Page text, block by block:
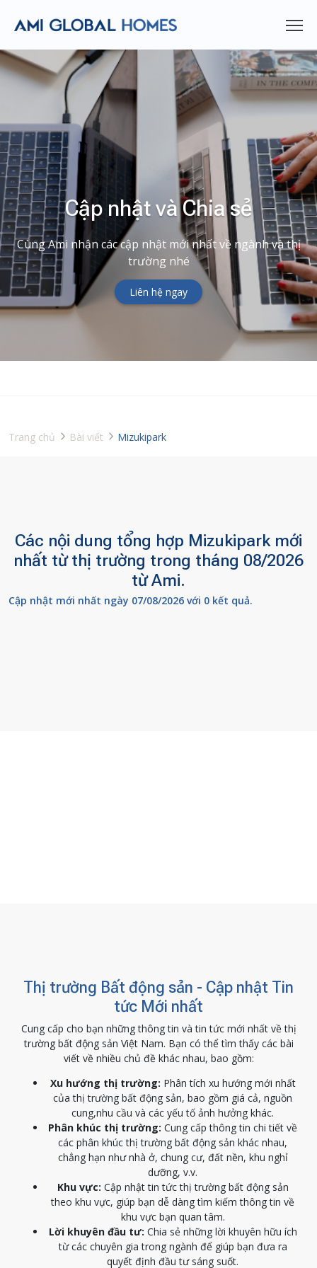
Cập nhật và Chia sẻ
Cùng Ami nhận các cập nhật mới nhất về ngành và thị
trường nhé
Liên hệ ngay
Trang chủ Bài viết Mizukipark
Các nội dung tổng hợp Mizukipark mới
nhất từ thị trường trong tháng 08/2026
từ Ami.
Cập nhật mới nhất ngày 07/08/2026 với 0 kết quả.
Thị trường Bất động sản - Cập nhật Tin
tức Mới nhất
Cung cấp cho bạn những thông tin và tin tức mới nhất về thị
trường bất động sản Việt Nam. Bạn có thể tìm thấy các bài
viết về nhiều chủ đề khác nhau, bao gồm:
Xu hướng thị trường: Phân tích xu hướng mới nhất
của thị trường bất động sản, bao gồm giá cả, nguồn
cung,nhu cầu và các yếu tố ảnh hưởng khác.
Phân khúc thị trường: Cung cấp thông tin chi tiết về
các phân khúc thị trường bất động sản khác nhau,
chẳng hạn như nhà ở, chung cư, đất nền, khu nghỉ
dưỡng, v.v.
Khu vực: Cập nhật tin tức thị trường bất động sản
theo khu vực, giúp bạn dễ dàng tìm kiếm thông tin về
khu vực bạn quan tâm.
Lời khuyên đầu tư: Chia sẻ những lời khuyên hữu ích
từ các chuyên gia trong ngành để giúp bạn đưa ra
quyết định đầu tư sáng suốt.